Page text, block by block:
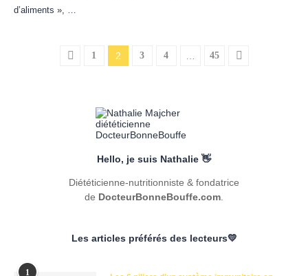
d’aliments », …
1 2 3 4 45
Hello, je suis Nathalie 👋
Diététicienne-nutritionniste & fondatrice
de DocteurBonneBouffe.com
Les articles préférés des lecteurs💛
1